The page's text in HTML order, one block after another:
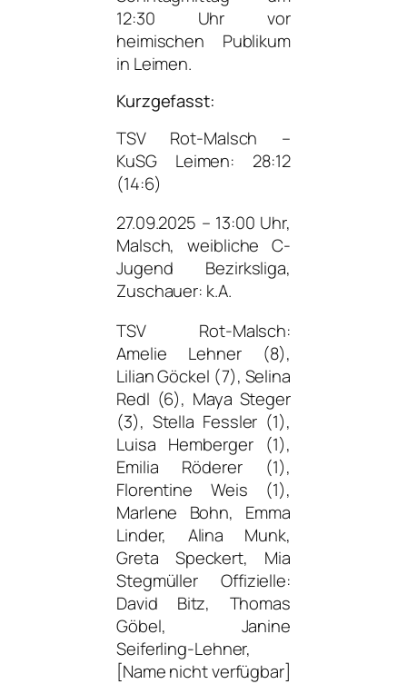
12:30 Uhr vor
heimischen Publikum
in Leimen.
Kurzgefasst:
TSV Rot-Malsch –
KuSG Leimen: 28:12
(14:6)
27.09.2025 – 13:00 Uhr,
Malsch, weibliche C-
Jugend Bezirksliga,
Zuschauer: k.A.
TSV Rot-Malsch:
Amelie Lehner (8),
Lilian Göckel (7), Selina
Redl (6), Maya Steger
(3), Stella Fessler (1),
Luisa Hemberger (1),
Emilia Röderer (1),
Florentine Weis (1),
Marlene Bohn, Emma
Linder, Alina Munk,
Greta Speckert, Mia
Stegmüller Offizielle:
David Bitz, Thomas
Göbel, Janine
Seiferling-Lehner,
[Name nicht verfügbar]